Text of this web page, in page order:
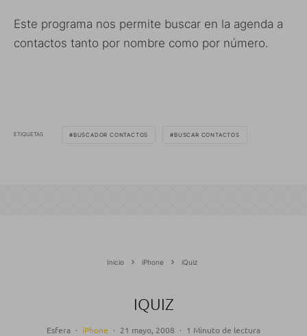
Este programa nos permite buscar en la agenda a
contactos tanto por nombre como por número.
ETIQUETAS BUSCADOR CONTACTOS BUSCAR CONTACTOS
Inicio iPhone iQuiz
IQUIZ
Esfera · iPhone · 21 mayo, 2008 · 1 Minuto de lectura